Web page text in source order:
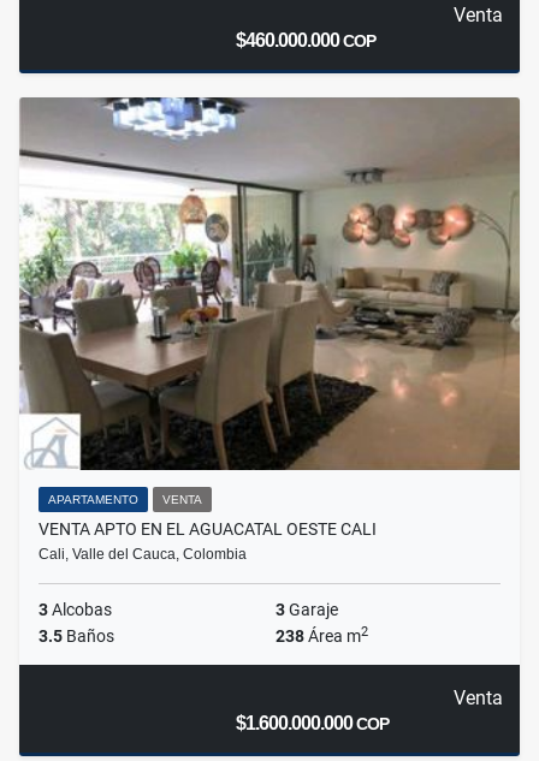
Venta
$460.000.000COP
APARTAMENTO VENTA
VENTA APTO EN EL AGUACATAL OESTE CALI
Cali, Valle del Cauca, Colombia
3Alcobas 3Garaje
3.5 Baños 238Área m2
Venta
$1.600.000.000COP